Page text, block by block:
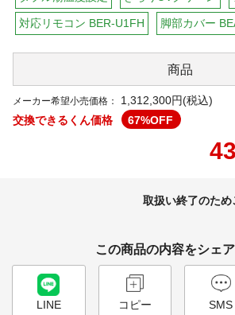
対応リモコン BER-U1FH 脚部カバー
商品
メーカー希望小売価格：
1,312,300円(税込)
交換できるくん価格
67%OFF
取扱い終了のた
この商品の内容をシェ
LINE コピー SMS